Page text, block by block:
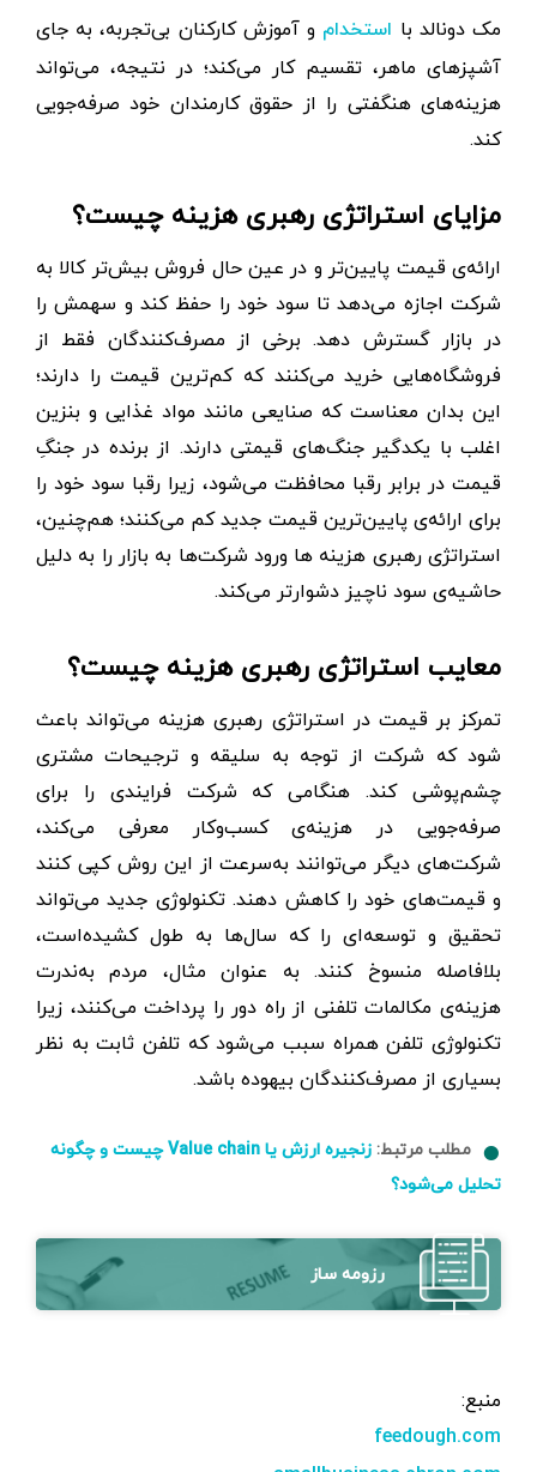
مک دونالد با استخدام و آموزش کارکنان بی‌تجربه، به جای
آشپزهای ماهر، تقسیم کار می‌کند؛ در نتیجه، می‌تواند
هزینه‌های هنگفتی را از حقوق کارمندان خود صرفه‌جویی
کند.
مزایای استراتژی رهبری هزینه چیست؟
ارائه‌ی قیمت پایین‌تر و در عین حال فروش بیش‌تر کالا به
شرکت اجازه می‌دهد تا سود خود را حفظ کند و سهمش را
در بازار گسترش دهد. برخی از مصرف‌کنندگان فقط از
فروشگاه‌هایی خرید می‌کنند که کم‌ترین قیمت را دارند؛
این بدان معناست که صنایعی مانند مواد غذایی و بنزین
اغلب با یکدگیر جنگ‌های قیمتی دارند. از برنده در جنگِ
قیمت در برابر رقبا محافظت می‌شود، زیرا رقبا سود خود را
برای ارائه‌ی پایین‌ترین قیمت جدید کم می‌کنند؛ هم‌چنین،
استراتژی رهبری هزینه ها ورود شرکت‌ها به بازار را به دلیل
حاشیه‌ی سود ناچیز دشوارتر می‌کند.
معایب استراتژی رهبری هزینه چیست؟
تمرکز بر قیمت در استراتژی رهبری هزینه می‌تواند باعث
شود که شرکت از توجه به سلیقه و ترجیحات مشتری
چشم‌پوشی کند. هنگامی که شرکت فرایندی را برای
صرفه‌جویی در هزینه‌ی کسب‌وکار معرفی می‌کند،
شرکت‌های دیگر می‌توانند به‌سرعت از این روش کپی کنند
و قیمت‌های خود را کاهش دهند. تکنولوژی جدید می‌تواند
تحقیق و توسعه‌ای را که سال‌ها به طول کشیده‌است،
بلافاصله منسوخ کنند. به عنوان مثال، مردم به‌ندرت
هزینه‌ی مکالمات تلفنی از راه دور را پرداخت می‌کنند، زیرا
تکنولوژی تلفن همراه سبب می‌شود که تلفن ثابت به نظر
بسیاری از مصرف‌کنندگان بیهوده باشد.
مطلب مرتبط:
زنجیره ارزش یا Value chain چیست و چگونه
تحلیل می‌شود؟
رزومه ساز
منبع:
feedough.com